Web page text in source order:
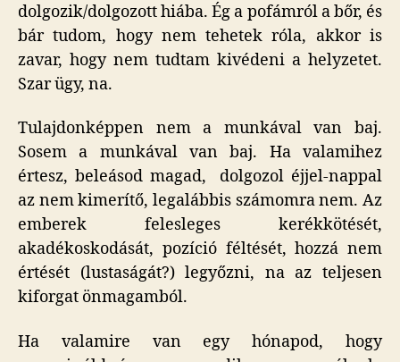
dolgozik/dolgozott hiába. Ég a pofámról a bőr, és
bár tudom, hogy nem tehetek róla, akkor is
zavar, hogy nem tudtam kivédeni a helyzetet.
Szar ügy, na.
Tulajdonképpen nem a munkával van baj.
Sosem a munkával van baj. Ha valamihez
értesz, beleásod magad, dolgozol éjjel-nappal
az nem kimerítő, legalábbis számomra nem. Az
emberek felesleges kerékkötését,
akadékoskodását, pozíció féltését, hozzá nem
értését (lustaságát?) legyőzni, na az teljesen
kiforgat önmagamból.
Ha valamire van egy hónapod, hogy